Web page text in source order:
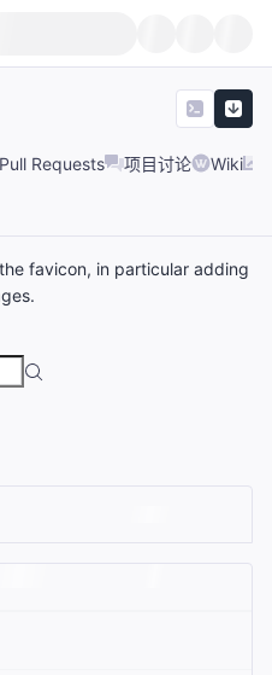
Pull Requests 项目讨论 Wiki
favicon, in particular adding